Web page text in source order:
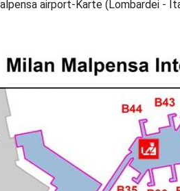
airport-Karte (Lombardei -